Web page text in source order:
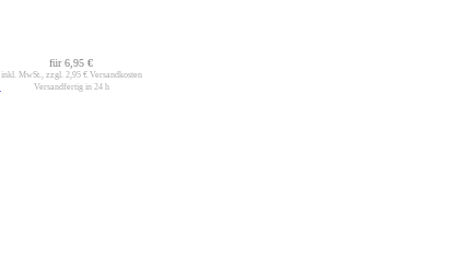
für6,95 €
inkl. MwSt., zzgl. 2,95 €Versandkosten
Versandfertig in 24 h